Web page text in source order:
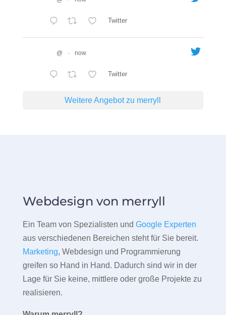
Twitter
@ · now
Twitter
Weitere Angebot zu merryll
Webdesign von merryll
Ein Team von Spezialisten und Google Experten
aus verschiedenen Bereichen steht für Sie bereit.
Marketing, Webdesign und Programmierung
greifen so Hand in Hand. Dadurch sind wir in der
Lage für Sie keine, mittlere oder große Projekte zu
realisieren.